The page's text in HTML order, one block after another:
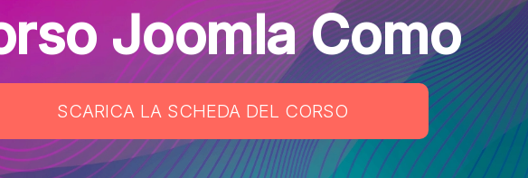
Joomla Como
SCARICA LA SCHEDA DEL CORSO